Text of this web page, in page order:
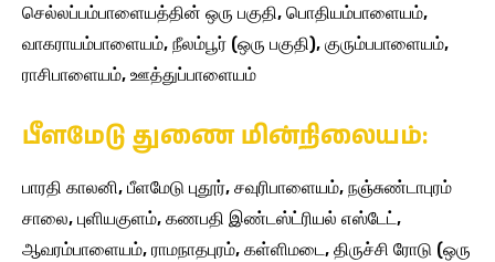
செல்லப்பம்பாளையத்தின் ஒரு பகுதி, பொதியம்பாளையம்,
வாகராயம்பாளையம், நீலம்பூர் (ஒரு பகுதி), குரும்பபாளையம்,
ராசிபாளையம், ஊத்துப்பாளையம்
பீளமேடு துணை மின்நிலையம்:
பாரதி காலனி, பீளமேடு புதூர், சவுரிபாளையம், நஞ்சுண்டாபுரம்
சாலை, புளியகுளம், கணபதி இண்டஸ்ட்ரியல் எஸ்டேட்,
ஆவரம்பாளையம், ராமநாதபுரம், கள்ளிமடை, திருச்சி ரோடு (ஒரு